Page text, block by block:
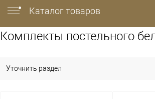
Каталог товаров
Комплекты постельного
Уточнить раздел